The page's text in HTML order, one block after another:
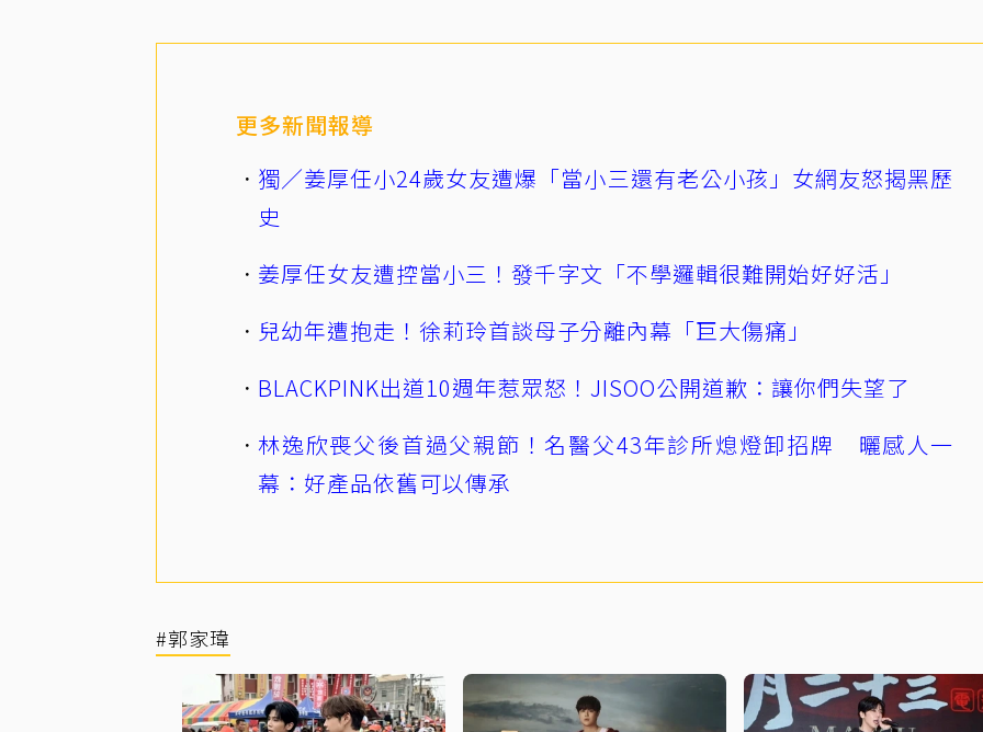
更多新聞報導
獨／姜厚任小24歲女友遭爆「當小三還有老公小孩」女網友怒揭黑歷
史
姜厚任女友遭控當小三！發千字文「不學邏輯很難開始好好活」
兒幼年遭抱走！徐莉玲首談母子分離內幕「巨大傷痛」
BLACKPINK出道10週年惹眾怒！JISOO公開道歉：讓你們失望了
林逸欣喪父後首過父親節！名醫父43年診所熄燈卸招牌 曬感人一
幕：好產品依舊可以傳承
#郭家瑋